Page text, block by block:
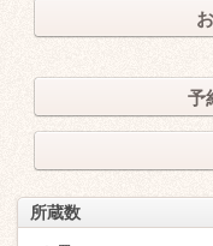
予
所蔵数